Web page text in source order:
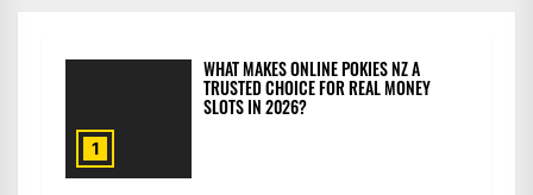
1
WHAT MAKES ONLINE POKIES NZ A
TRUSTED CHOICE FOR REAL MONEY
SLOTS IN 2026?